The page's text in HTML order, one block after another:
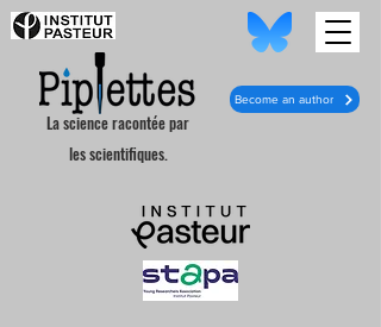
La science racontée par
les scientifiques.
Become an author